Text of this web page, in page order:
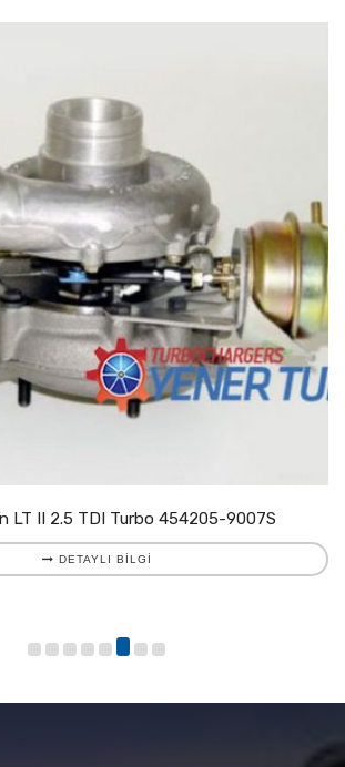
LT II 2.5 TDI Turbo 454205-9007S
DETAYLI BILGI